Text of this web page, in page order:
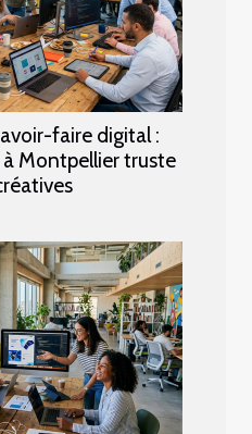
faire digital :
Montpellier truste